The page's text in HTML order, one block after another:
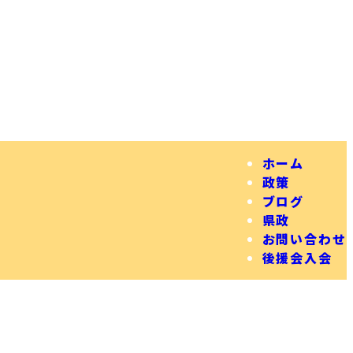
ホーム
政策
ブログ
県政
お問い合わせ
後援会入会